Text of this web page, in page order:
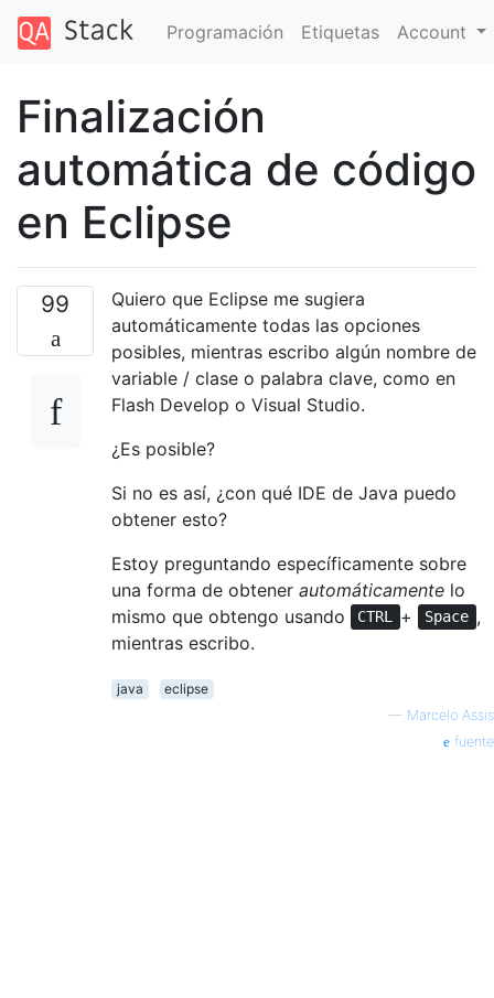
Programación Etiquetas Account
Finalización
automática de código
en Eclipse
99
Quiero que Eclipse me sugiera
automáticamente todas las opciones
posibles, mientras escribo algún nombre de
variable / clase o palabra clave, como en
Flash Develop o Visual Studio.
¿Es posible?
Si no es así, ¿con qué IDE de Java puedo
obtener esto?
Estoy preguntando específicamente sobre
una forma de obtener automáticamente lo
mismo que obtengo usando
CTRL + Space ,
mientras escribo.
java
eclipse
— Marcelo Assis
fuente